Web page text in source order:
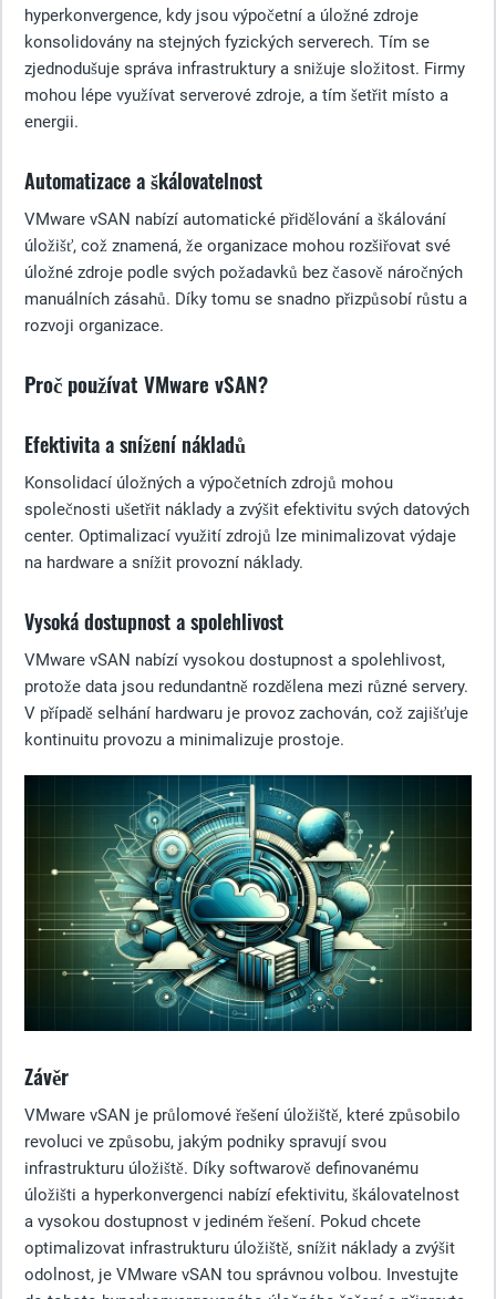
hyperkonvergence, kdy jsou výpočetní a úložné zdroje
konsolidovány na stejných fyzických serverech. Tím se
zjednodušuje správa infrastruktury a snižuje složitost. Firmy
mohou lépe využívat serverové zdroje, a tím šetřit místo a
energii.
Automatizace a škálovatelnost
VMware vSAN nabízí automatické přidělování a škálování
úložišť, což znamená, že organizace mohou rozšiřovat své
úložné zdroje podle svých požadavků bez časově náročných
manuálních zásahů. Díky tomu se snadno přizpůsobí růstu a
rozvoji organizace.
Proč používat VMware vSAN?
Efektivita a snížení nákladů
Konsolidací úložných a výpočetních zdrojů mohou
společnosti ušetřit náklady a zvýšit efektivitu svých datových
center. Optimalizací využití zdrojů lze minimalizovat výdaje
na hardware a snížit provozní náklady.
Vysoká dostupnost a spolehlivost
VMware vSAN nabízí vysokou dostupnost a spolehlivost,
protože data jsou redundantně rozdělena mezi různé servery.
V případě selhání hardwaru je provoz zachován, což zajišťuje
kontinuitu provozu a minimalizuje prostoje.
Závěr
VMware vSAN je průlomové řešení úložiště, které způsobilo
revoluci ve způsobu, jakým podniky spravují svou
infrastrukturu úložiště. Díky softwarově definovanému
úložišti a hyperkonvergenci nabízí efektivitu, škálovatelnost
a vysokou dostupnost v jediném řešení. Pokud chcete
optimalizovat infrastrukturu úložiště, snížit náklady a zvýšit
odolnost, je VMware vSAN tou správnou volbou. Investujte